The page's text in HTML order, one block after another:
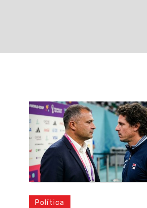
Política